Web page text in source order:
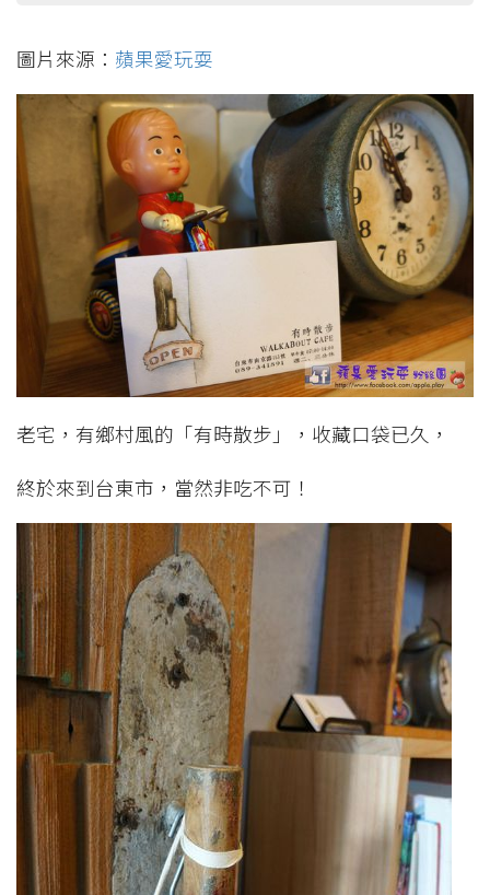
圖片來源： 蘋果愛玩耍
老宅，有鄉村風的「有時散步」，收藏口袋已久，
終於來到台東市，當然非吃不可！